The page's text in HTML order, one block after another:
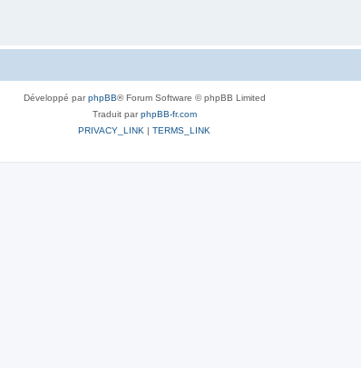
Développé parphpBB® Forum Software © phpBB Limited
Traduit parphpBB-fr.com
PRIVACY_LINK | TERMS_LINK